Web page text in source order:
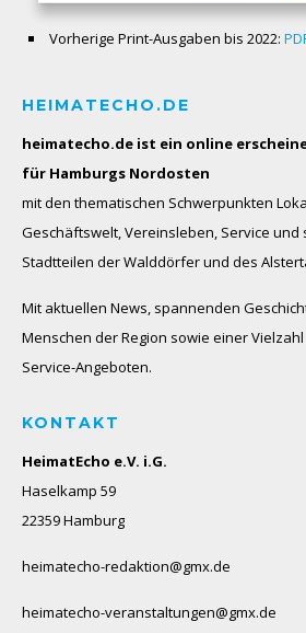
Vorherige Print-Ausgaben bis 2022:
HEIMATECHO.DE
heimatecho.de ist ein online
für Hamburgs Nordosten
mit den thematischen Schwerpunkten
Geschäftswelt, Vereinsleben, Service und
Stadtteilen der Walddörfer und des
Mit aktuellen News, spannenden
Menschen der Region sowie einer
Service-Angeboten.
KONTAKT
HeimatEcho e.V. i.G.
Haselkamp 59
22359 Hamburg
heimatecho-redaktion@gmx.de
heimatecho-veranstaltungen@gmx.de